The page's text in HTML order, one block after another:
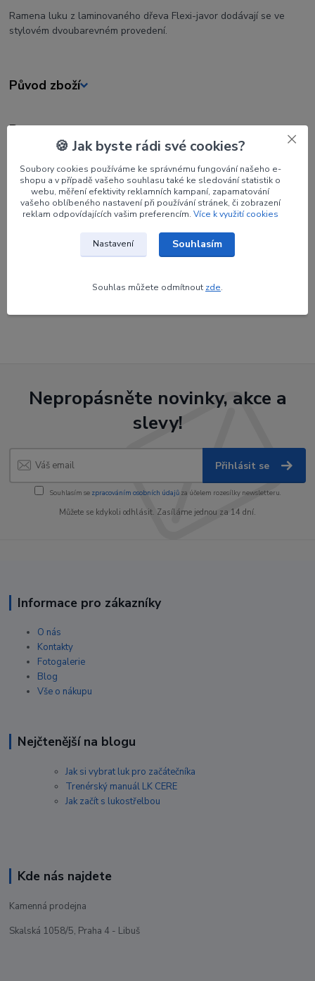
Ramena luku z laminovaného dřeva Flexi-javor dodávají se ve
stylovém dvoubarevném provedení.
Původ zboží
Parametry
Zboží zařazeno v kategoriích
Nepropásněte novinky, akce a
slevy!
Přihlásit se
Souhlasím se zpracováním osobních údajůza účelem rozesílky newsletteru.
Můžete se kdykoli odhlásit. Zasíláme jednou za 14 dní.
Informace pro zákazníky
O nás
Kontakty
Fotogalerie
Blog
Vše o nákupu
Nejčtenější na blogu
Jak si vybrat luk pro začátečníka
Trenérský manuál LK CERE
Jak začít s lukostřelbou
Kde nás najdete
Kamenná prodejna
Skalská 1058/5, Praha 4 - Libuš
🍪 Jak byste rádi své cookies?
Soubory cookies používáme ke správnému fungování našeho e-
shopu a v případě vašeho souhlasu také ke sledování statistik o
webu, měření efektivity reklamních kampaní, zapamatování
vašeho oblíbeného nastavení při používání stránek, či zobrazení
reklam odpovídajících vašim preferencím. Více k využití cookies
Nastavení Souhlasím
Souhlas můžete odmítnout zde.